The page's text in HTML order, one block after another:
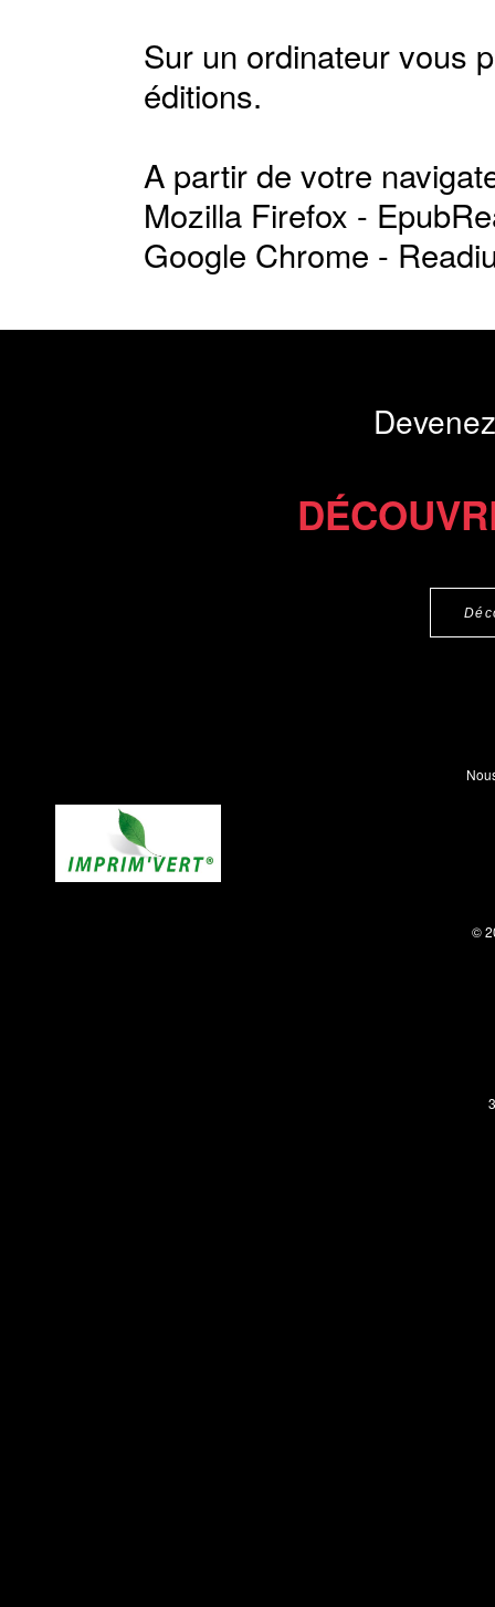
Sur un ordinateur vous
éditions.
A partir de votre
Mozilla Firefox -
Google Chrome -
©